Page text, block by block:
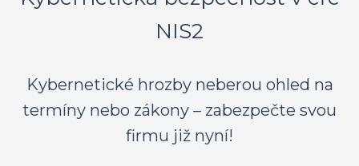
NIS2
Kybernetické hrozby neberou ohled na
termíny nebo zákony – zabezpečte svou
firmu již nyní!